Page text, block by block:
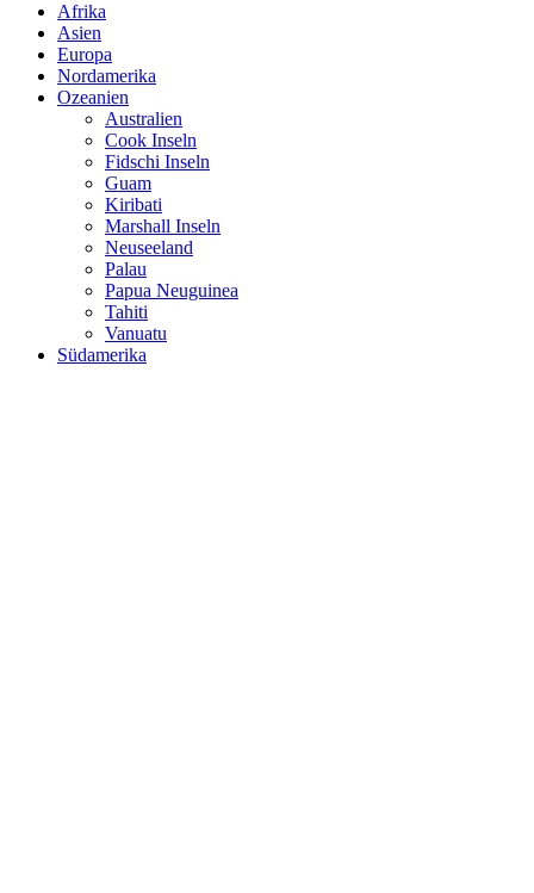
Afrika
Asien
Europa
Nordamerika
Ozeanien
Australien
Cook Inseln
Fidschi Inseln
Guam
Kiribati
Marshall Inseln
Neuseeland
Palau
Papua Neuguinea
Tahiti
Vanuatu
Südamerika